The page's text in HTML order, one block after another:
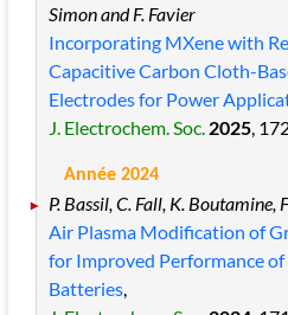
Simon and F. Favier
Incorporating MXene with
Capacitive Carbon Cloth-
Electrodes for Power
J. Electrochem. Soc.2025,
Année 2024
P. Bassil, C. Fall, K. Boutamine,
Air Plasma Modification of
for Improved Performance
Batteries,